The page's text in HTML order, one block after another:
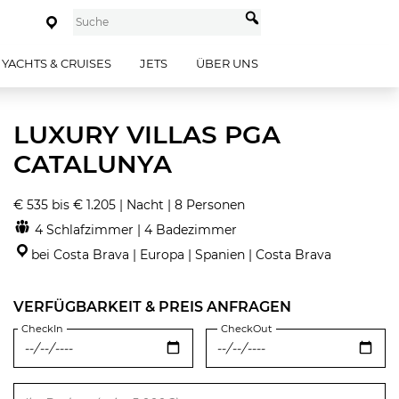
YACHTS & CRUISES JETS ÜBER UNS
LUXURY VILLAS PGA
CATALUNYA
€ 535 bis € 1.205 | Nacht | 8 Personen
4 Schlafzimmer | 4 Badezimmer
bei Costa Brava | Europa | Spanien | Costa Brava
VERFÜGBARKEIT & PREIS ANFRAGEN
CheckIn CheckOut